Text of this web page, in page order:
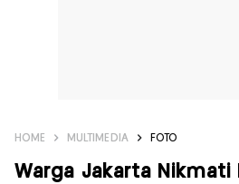
HOME MULTIMEDIA FOTO
Warga Jakarta Nikmati